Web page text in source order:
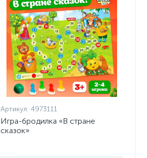
Артикул: 4973111
Игра-бродилка «В стране
сказок»